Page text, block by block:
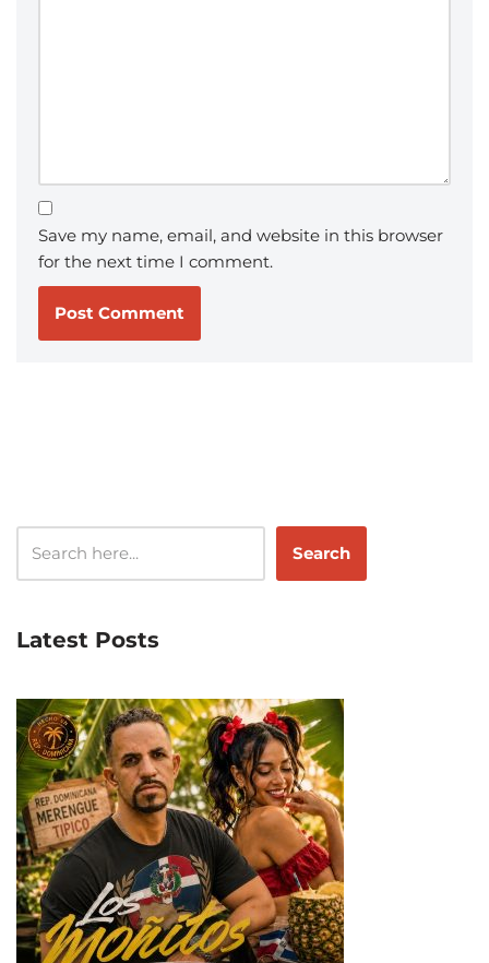
Save my name, email, and website in this browser
for the next time I comment.
Search
Latest Posts